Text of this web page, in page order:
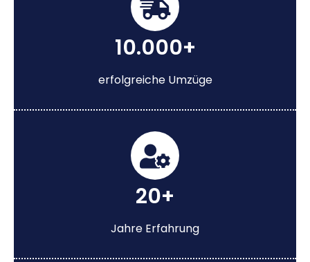
10.000+
erfolgreiche Umzüge
20+
Jahre Erfahrung